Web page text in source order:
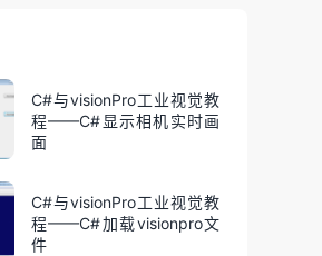
C#与visionPro工业视觉教
程——C#显示相机实时画
面
C#与visionPro工业视觉教
程——C#加载visionpro文
件